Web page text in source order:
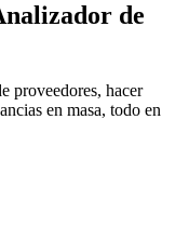
de
proveedores, hacer
en masa, todo en